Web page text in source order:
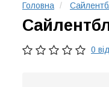
Головна
0